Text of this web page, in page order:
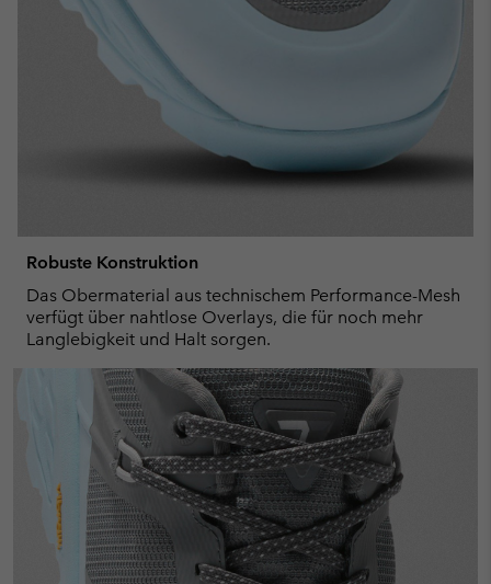
Robuste Konstruktion
Das Obermaterial aus technischem Performance-Mesh
verfügt über nahtlose Overlays, die für noch mehr
Langlebigkeit und Halt sorgen.